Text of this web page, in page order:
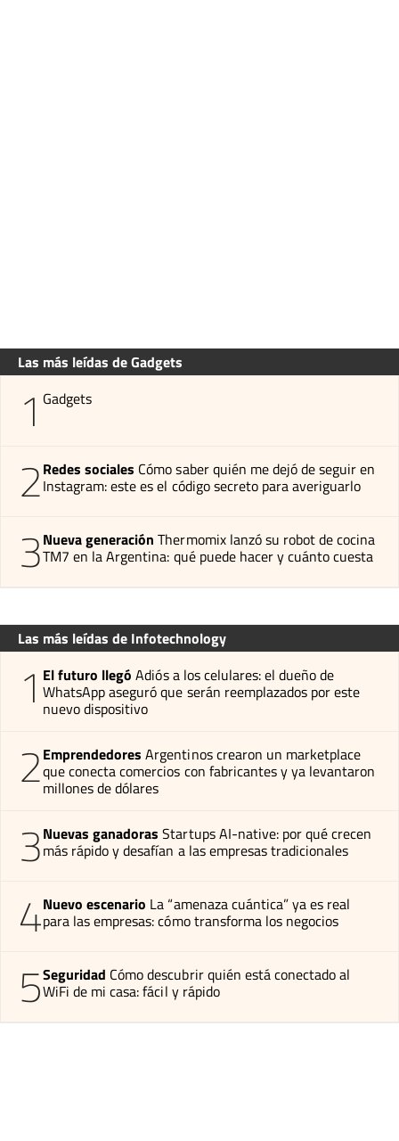
Las más leídas de Gadgets
1 Gadgets
2Redes sociales Cómo saber quién me dejó de seguir en
Instagram: este es el código secreto para averiguarlo
3Nueva generación Thermomix lanzó su robot de cocina
TM7 en la Argentina: qué puede hacer y cuánto cuesta
Las más leídas de Infotechnology
1 El futuro llegó Adiós a los celulares: el dueño de
WhatsApp aseguró que serán reemplazados por este
nuevo dispositivo
2Emprendedores Argentinos crearon un marketplace
que conecta comercios con fabricantes y ya levantaron
millones de dólares
3Nuevas ganadoras Startups AI-native: por qué crecen
más rápido y desafían a las empresas tradicionales
4Nuevo escenario La “amenaza cuántica” ya es real
para las empresas: cómo transforma los negocios
5Seguridad Cómo descubrir quién está conectado al
WiFi de mi casa: fácil y rápido